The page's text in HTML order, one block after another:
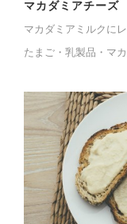
マカダミアチーズ
マカダミアミルクに
たまご・乳製品・マ